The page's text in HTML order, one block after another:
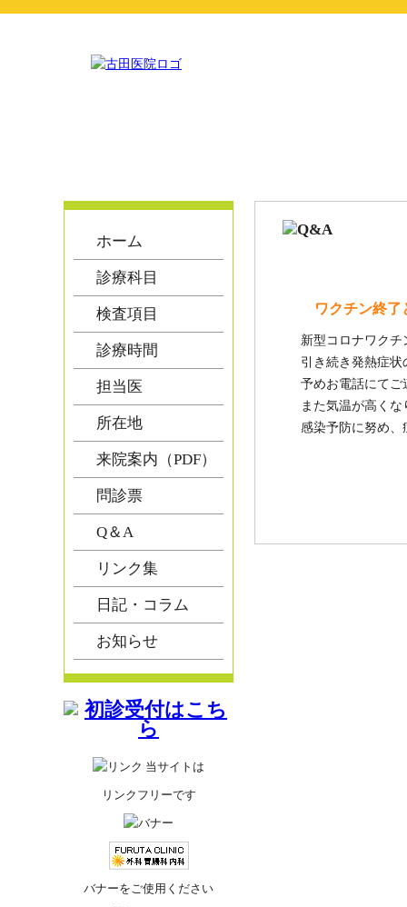
ホーム
診療科目
検査項目
診療時間
担当医
所在地
来院案内（PDF）
問診票
Q＆A
リンク集
日記・コラム
お知らせ
当サイトは
リンクフリーです
バナーをご使用ください
ワクチン終了
新型コロナワク
引き続き発熱症
予めお電話にてご
また気温が高く
感染予防に努め、